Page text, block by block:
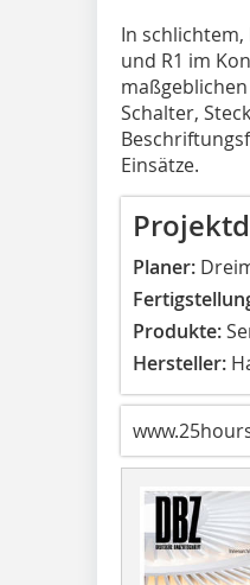
In
und R1 im
Schalter,
Einsätze.
Planer:
Produkte:
Hersteller: